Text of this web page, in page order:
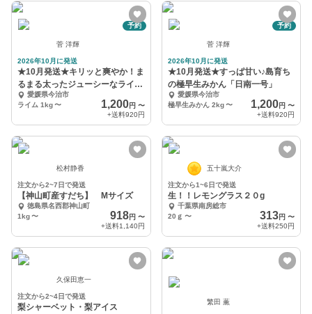
予約
菅 洋輝
2026年10月に発送
★10月発送★キリッと爽やか！ま
るまる太ったジューシーなライム
★ 愛媛県今治市
ライム 1kg〜 1,200円 〜
+送料920円
予約
菅 洋輝
2026年10月に発送
★10月発送★すっぱ甘い♪島育ち
の極早生みかん「日南一号」
愛媛県今治市
極早生みかん 2kg 〜 1,200円 〜
+送料920円
松村静香
注文から2~7日で発送
【神山町産すだち】 Mサイズ
徳島県名西郡神山町
1kg〜 918円 〜
+送料1,140円
五十嵐大介
注文から1~6日で発送
生！！レモングラス２０g
千葉県南房総市
20ｇ 〜 313円 〜
+送料250円
久保田恵一
注文から2~4日で発送
梨シャーベット・梨アイス
繁田 薫